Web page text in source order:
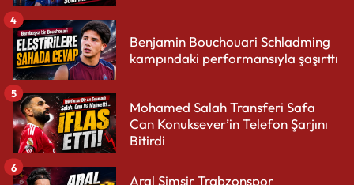
Benjamin Bouchouari Schladming
kampındaki performansıyla şaşırttı
4
Mohamed Salah Transferi Safa
Can Konuksever’in Telefon Şarjını
Bitirdi
5
Aral Şimşir Trabzonspor
6